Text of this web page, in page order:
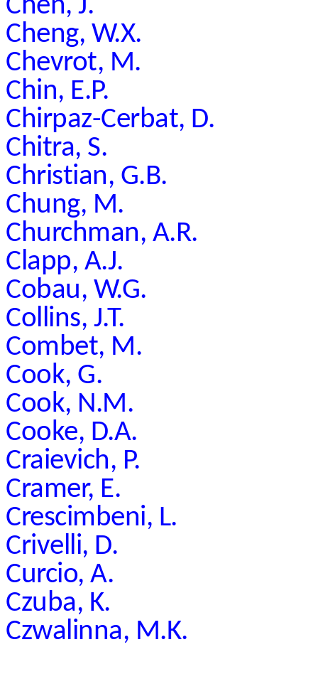
Chen, J.
Cheng, W.X.
Chevrot, M.
Chin, E.P.
Chirpaz-Cerbat, D.
Chitra, S.
Christian, G.B.
Chung, M.
Churchman, A.R.
Clapp, A.J.
Cobau, W.G.
Collins, J.T.
Combet, M.
Cook, G.
Cook, N.M.
Cooke, D.A.
Craievich, P.
Cramer, E.
Crescimbeni, L.
Crivelli, D.
Curcio, A.
Czuba, K.
Czwalinna, M.K.